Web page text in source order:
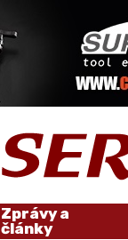
Zprávy a
články